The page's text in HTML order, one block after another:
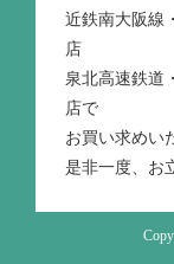
近鉄南大阪線
店
泉北高速鉄道
店で
お買い求めい
是非一度、お